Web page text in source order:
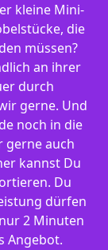
kleine Mini-
die
müssen?
an ihrer
durch
gerne. Und
noch in die
gerne auch
kannst Du
Du
dürfen
2 Minuten
Angebot.